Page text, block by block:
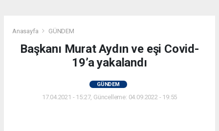
Anasayfa GÜNDEM
Başkanı Murat Aydın ve eşi Covid-
19’a yakalandı
GÜNDEM
17.04.2021 - 15:27, Güncelleme: 04.09.2022 - 19:55